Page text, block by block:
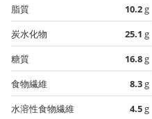
脂質
10.2g
炭水化物
25.1 g
糖質
16.8g
食物繊維
8.3g
水溶性食物繊維
4.5g